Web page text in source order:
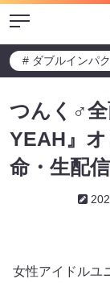
Menu
# ダブルインパ
つんく♂
YEAH』
命・生配
女性アイドルユ